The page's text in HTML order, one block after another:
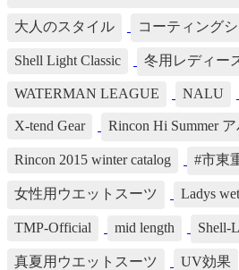
大人のスタイル コーティング
Shell Light Classic 冬用レディー
WATERMAN LEAGUE NALU
X-tend Gear Rincon Hi Summer
Rincon 2015 winter catalog #市東
女性用ウエットスーツ Ladys
TMP-Official mid length Shell-
真夏用ウエットスーツ UV効果